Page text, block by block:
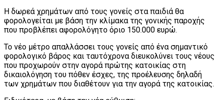
Η δωρεά χρημάτων από τους γονείς στα παιδιά θα
φορολογείται με βάση την κλίμακα της γονικής παροχής
που προβλέπει αφορολόγητο όριο 150.000 ευρώ.
Το νέο μέτρο απαλλάσσει τους γονείς από ένα σημαντικό
φορολογικό βάρος και ταυτόχρονα διευκολύνει τους νέους
που προχωρούν στην αγορά πρώτης κατοικίας στη
δικαιολόγηση του πόθεν έσχες, της προέλευσης δηλαδή
των χρημάτων που διαθέτουν για την αγορά της κατοικίας.